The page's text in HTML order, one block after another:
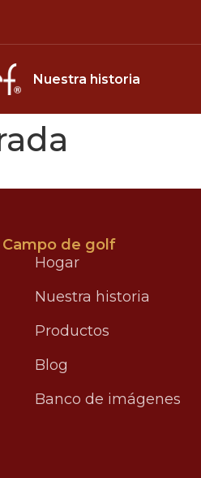
Nuestra historia
Campo de golf
Hogar
Nuestra historia
Productos
Blog
Banco de imágenes